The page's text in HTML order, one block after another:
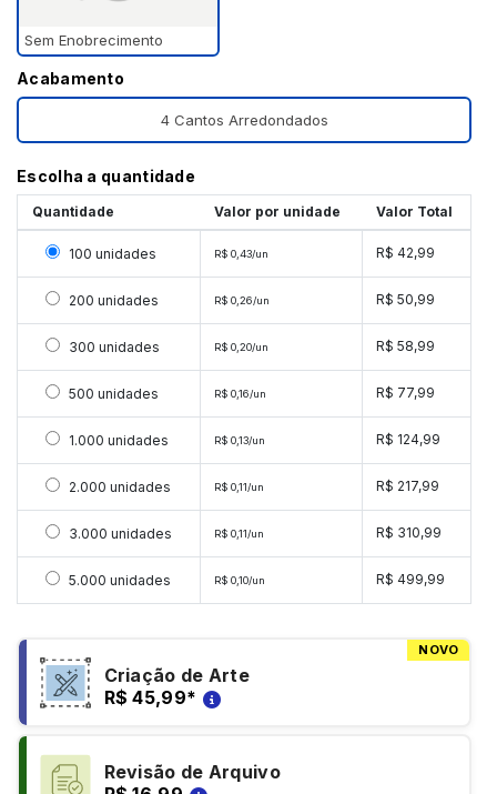
Sem Enobrecimento
Acabamento
4 Cantos Arredondados
Escolha a quantidade
Quantidade Valor por unidade Valor Total
Selecionar 100 unidades
100 unidades R$ 0,43/un R$ 42,99
Selecionar 200 unidades
200 unidades R$ 0,26/un R$ 50,99
Selecionar 300 unidades
300 unidades R$ 0,20/un R$ 58,99
Selecionar 500 unidades
500 unidades R$ 0,16/un R$ 77,99
Selecionar 1000 unidades
1.000 unidades R$ 0,13/un R$ 124,99
Selecionar 2000 unidades
2.000 unidades R$ 0,11/un R$ 217,99
Selecionar 3000 unidades
3.000 unidades R$ 0,11/un R$ 310,99
Selecionar 5000 unidades
5.000 unidades R$ 0,10/un R$ 499,99
NOVO
Criação de Arte
R$ 45,99*
Revisão de Arquivo